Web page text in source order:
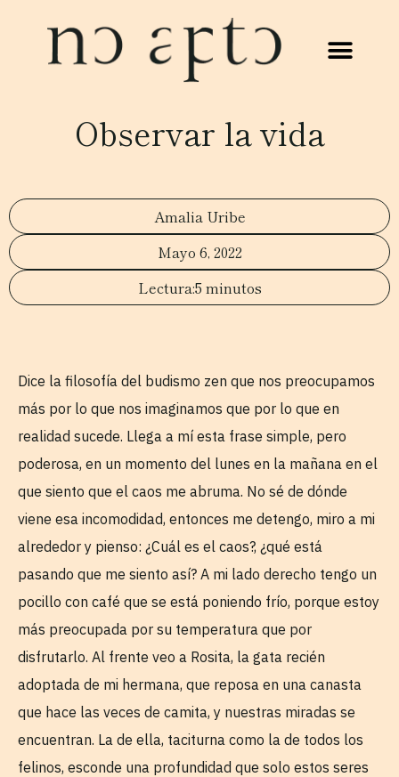
Observar la vida
Amalia Uribe
Mayo 6, 2022
5 minutos
Dice la filosofía del budismo zen que nos preocupamos
más por lo que nos imaginamos que por lo que en
realidad sucede. Llega a mí esta frase simple, pero
poderosa, en un momento del lunes en la mañana en el
que siento que el caos me abruma. No sé de dónde
viene esa incomodidad, entonces me detengo, miro a mi
alrededor y pienso: ¿Cuál es el caos?, ¿qué está
pasando que me siento así? A mi lado derecho tengo un
pocillo con café que se está poniendo frío, porque estoy
más preocupada por su temperatura que por
disfrutarlo. Al frente veo a Rosita, la gata recién
adoptada de mi hermana, que reposa en una canasta
que hace las veces de camita, y nuestras miradas se
encuentran. La de ella, taciturna como la de todos los
felinos, esconde una profundidad que solo estos seres